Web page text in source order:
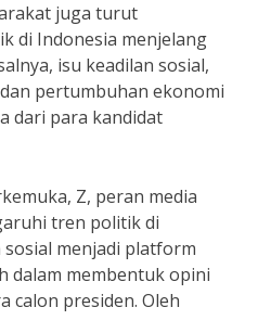
juga turut
di Indonesia menjelang
isu keadilan sosial,
pertumbuhan ekonomi
dari para kandidat
Z, peran media
tren politik di
sosial menjadi platform
dalam membentuk opini
calon presiden. Oleh